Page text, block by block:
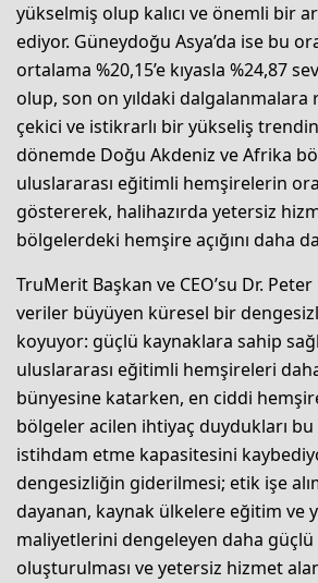
yükselmiş olup kalıcı ve önemli bir
ediyor. Güneydoğu Asya’da ise bu
ortalama %20,15’e kıyasla %24,87
olup, son on yıldaki
çekici ve istikrarlı bir yükseliş trendini
dönemde Doğu Akdeniz ve Afrika
uluslararası eğitimli hemşirelerin
göstererek, halihazırda yetersiz
bölgelerdeki hemşire açığını daha
TruMerit Başkan ve CEO’su Dr.
veriler büyüyen küresel bir
koyuyor: güçlü kaynaklara sahip
uluslararası eğitimli hemşireleri
bünyesine katarken, en ciddi
bölgeler acilen ihtiyaç duydukları
istihdam etme kapasitesini
dengesizliğin giderilmesi; etik işe
dayanan, kaynak ülkelere eğitim ve
maliyetlerini dengeleyen daha güçlü
oluşturulması ve yetersiz hizmet